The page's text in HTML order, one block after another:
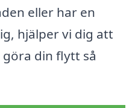
eller har en
hjälper vi dig att
din flytt så